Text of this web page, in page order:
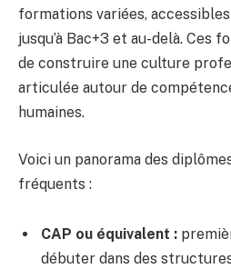
formations variées,
jusqu’à Bac+3 et au-delà. Ces
de construire une culture
articulée autour de
humaines.
Voici un panorama des
fréquents :
CAP ou équivalent :
débuter dans des